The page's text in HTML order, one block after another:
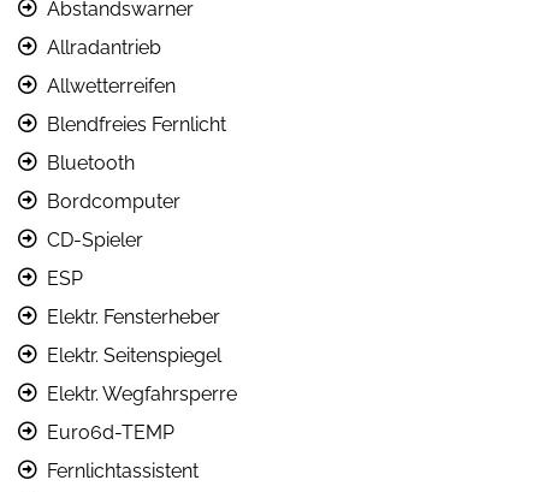
Abstandswarner
Allradantrieb
Allwetterreifen
Blendfreies Fernlicht
Bluetooth
Bordcomputer
CD-Spieler
ESP
Elektr. Fensterheber
Elektr. Seitenspiegel
Elektr. Wegfahrsperre
Euro6d-TEMP
Fernlichtassistent